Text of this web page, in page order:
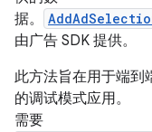
据。
由广告 SDK 提供。
此方法旨在用于端到
的调试模式应用。
需要